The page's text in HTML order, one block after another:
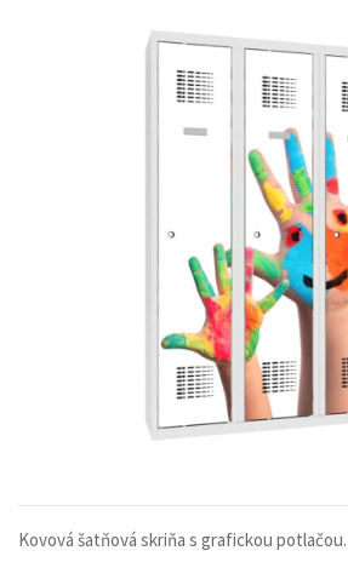
Kovová šatňová skriňa s grafickou potlačou.